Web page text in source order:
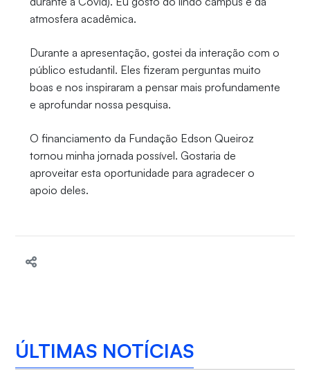
atmosfera acadêmica.
Durante a apresentação, gostei da interação com o
público estudantil. Eles fizeram perguntas muito
boas e nos inspiraram a pensar mais profundamente
e aprofundar nossa pesquisa.
O financiamento da Fundação Edson Queiroz
tornou minha jornada possível. Gostaria de
aproveitar esta oportunidade para agradecer o
apoio deles.
ÚLTIMAS NOTÍCIAS